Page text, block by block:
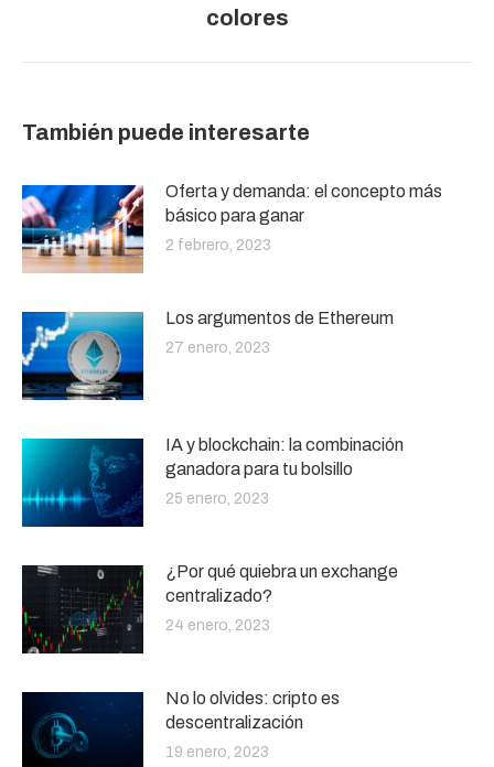
siguiente:
colores
También puede interesarte
Oferta y demanda: el concepto más
básico para ganar
2 febrero, 2023
Los argumentos de Ethereum
27 enero, 2023
IA y blockchain: la combinación
ganadora para tu bolsillo
25 enero, 2023
¿Por qué quiebra un exchange
centralizado?
24 enero, 2023
No lo olvides: cripto es
descentralización
19 enero, 2023